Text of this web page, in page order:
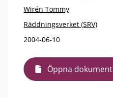
Wirén Tommy
Räddningsverket (SRV)
2004-06-10
Öppna dokument